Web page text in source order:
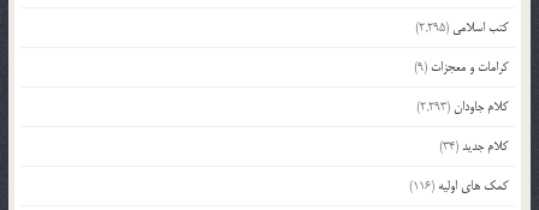
کتب اسلامی (2,295)
کرامات و معجزات (9)
کلام جاودان(2,293)
کلام جدید(34)
کمک های اولیه (116)